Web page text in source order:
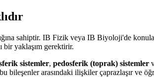
sahiptir. IB Fizik veya IB Biyoloji'de
bir yaklaşım gerektirir.
sistemler, pedosferik (toprak) sistemler
arasındaki ilişkiler çaprazlaşır ve